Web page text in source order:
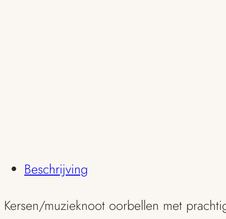
Beschrijving
Kersen/muzieknoot oorbellen met